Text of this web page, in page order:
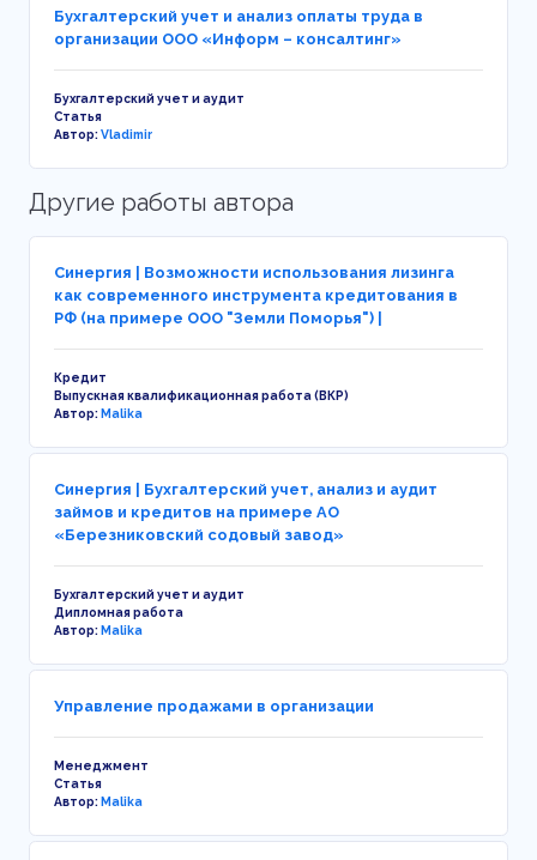
Бухгалтерский учет и анализ оплаты труда в
организации ООО «Информ – консалтинг»
Бухгалтерский учет и аудит
Статья
Автор:Vladimir
Другие работы автора
Синергия | Возможности использования лизинга
как современного инструмента кредитования в
РФ (на примере ООО "Земли Поморья") |
Кредит
Выпускная квалификационная работа (ВКР)
Автор:Malika
Синергия | Бухгалтерский учет, анализ и аудит
займов и кредитов на примере АО
«Березниковский содовый завод»
Бухгалтерский учет и аудит
Дипломная работа
Автор:Malika
Управление продажами в организации
Менеджмент
Статья
Автор:Malika